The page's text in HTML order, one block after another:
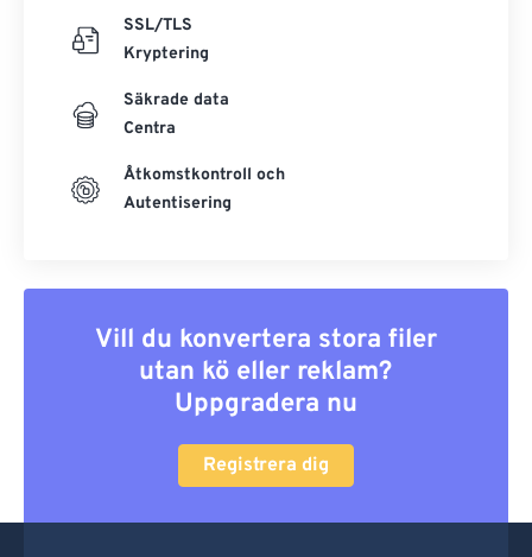
SSL/TLS
Kryptering
Säkrade data
Centra
Åtkomstkontroll och
Autentisering
Vill du konvertera stora filer
utan kö eller reklam?
Uppgradera nu
Registrera dig